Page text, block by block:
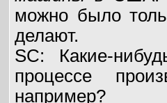
можно было
делают.
SC: Какие-
процессе
например?